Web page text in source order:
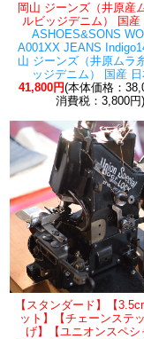
岡山 ジーンズ（井原産
ルビッジデニム） 国産
ASHOES&SONS
A001XX JEANS
山 ジーンズ（井原ムラ
ッジデニム） 国産 日
41,800円(本体価格：
消費税：3,800円)
【スタンダード】【
ット】【チェーンステ
げ】【ユニオンスペシ